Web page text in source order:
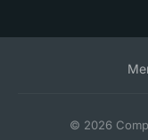
© 2026